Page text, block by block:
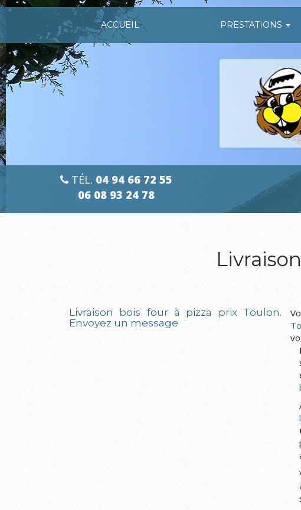
Aller
au
contenu
principal
ACCUEIL PRESTATIONS
TÉL. 04 94 66 72 55
06 08 93 24 78
Livraison bois four à pizza prix Toulon.
Envoyez un message